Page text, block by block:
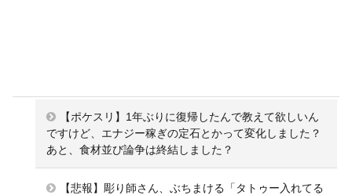
【ポケスリ】1年ぶりに復帰したんで教えて欲しいん
ですけど、エナジー稼ぎの定石とかって変化しました？
あと、食材並び論争は終結しました？
【悲報】彫り師さん、ぶちまける「タトゥー入れてる